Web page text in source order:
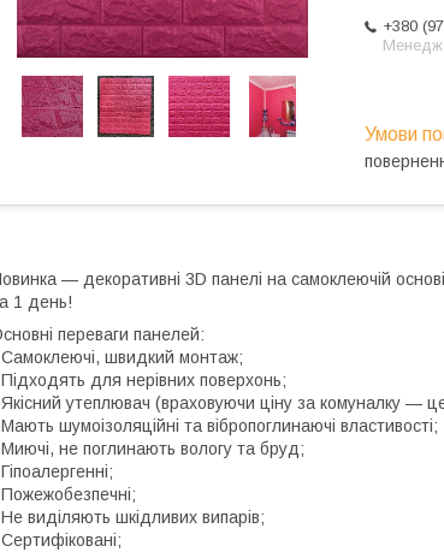
+380
— декоративні 3D панелі на самоклеючій основі.
1 день!
переваги панелей:
швидкий монтаж;
для нерівних поверхонь;
утеплювач (враховуючи ціну за комуналку —
шумоізоляційні та вібропоглинаючі властивості;
не поглинають вологу та бруд;
виділяють шкідливих випарів;